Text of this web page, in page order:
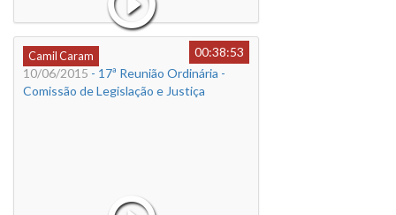
Camil Caram
00:38:53
10/06/2015 - 17ª Reunião Ordinária -
Comissão de Legislação e Justiça